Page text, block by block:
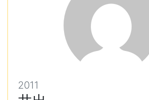
2011